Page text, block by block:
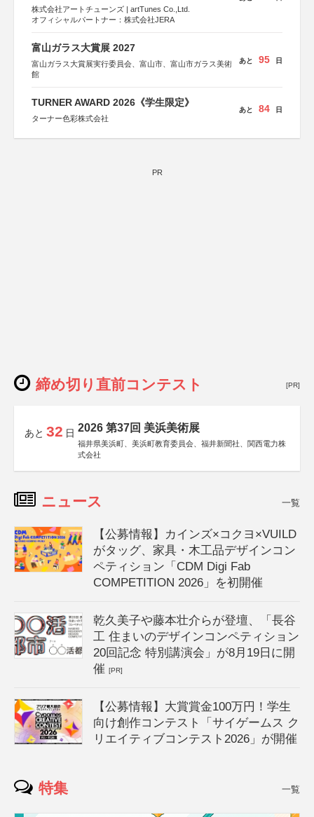
株式会社アートチューンズ | artTunes Co.,Ltd.
オフィシャルパートナー：株式会社JERA
富山ガラス大賞展 2027
富山ガラス大賞展実行委員会、富山市、富山市ガラス美術
館
あと 95 日
TURNER AWARD 2026《学生限定》
ターナー色彩株式会社
あと 84 日
PR
締め切り直前コンテスト [PR]
あと 32 日 2026 第37回 美浜美術展
福井県美浜町、美浜町教育委員会、福井新聞社、関西電力株
式会社
ニュース 一覧
【公募情報】カインズ×コクヨ×VUILD
がタッグ、家具・木工品デザインコン
ペティション「CDM Digi Fab
COMPETITION 2026」を初開催
乾久美子や藤本壮介らが登壇、「長谷
工 住まいのデザインコンペティション
20回記念 特別講演会」が8月19日に開
催[PR]
【公募情報】大賞賞金100万円！学生
向け創作コンテスト「サイゲームス ク
リエイティブコンテスト2026」が開催
特集 一覧